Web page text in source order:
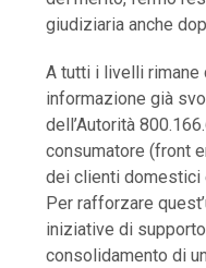
giudiziaria anche
A tutti i livelli
informazione già
dell’Autorità
consumatore (front
dei clienti domestici
Per rafforzare
iniziative di
consolidamento di